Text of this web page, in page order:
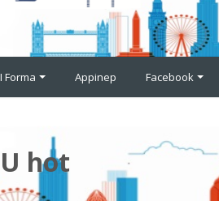
Forma Appinep Facebook
hot